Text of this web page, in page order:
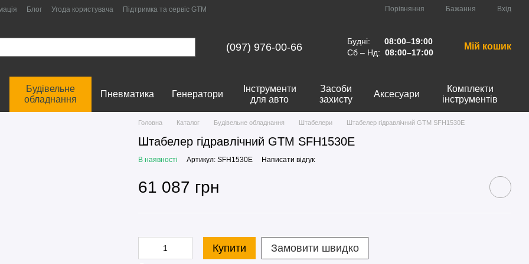
Блог Угода користувача Підтримка та сервіс GTM Порівняння Бажання Вхід
(097) 976-00-66 Будні:
08:00–19:00
Сб – Нд: 08:00–17:00
Мій кошик
Будівельне
обладнання
Пневматика Генератори
Інструменти
для авто
Засоби
захисту
Аксесуари
Комплекти
інструментів
Головна Каталог Будівельне обладнання Штабелери Штабелер гідравлічний GTM SFH1530E
Штабелер гідравлічний GTM SFH1530E
В наявності Артикул: SFH1530E Написати відгук
61 087 грн
Купити Замовити швидко